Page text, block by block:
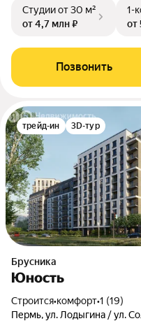
Студииот 30 м²
от 4,7 млн ₽
1-
от
Позвонить
трейд-ин 3D-тур
Брусника
Юность
Строится•комфорт•1 (19)
Пермь, ул. Лодыгина / ул.